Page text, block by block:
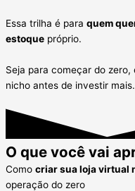
Essa trilha é para quem
estoque próprio.
Seja para começar do
nicho antes de investir mais.
O que você vai
Como criar sua loja virtual
operação do zero